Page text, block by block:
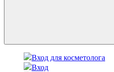
Вход для косметолога
Вход